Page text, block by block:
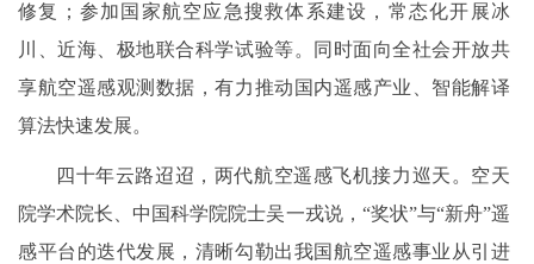
修复；参加国家航空应急搜救体系建设，常态化开展冰
川、近海、极地联合科学试验等。同时面向全社会开放共
享航空遥感观测数据，有力推动国内遥感产业、智能解译
算法快速发展。
四十年云路迢迢，两代航空遥感飞机接力巡天。空天
院学术院长、中国科学院院士吴一戎说，“奖状”与“新舟”遥
感平台的迭代发展，清晰勾勒出我国航空遥感事业从引进